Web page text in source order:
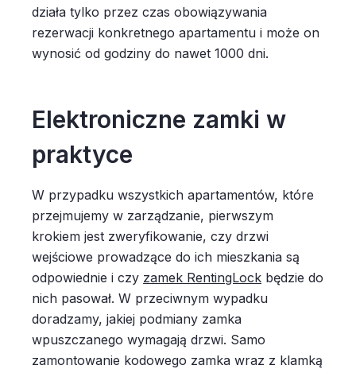
działa tylko przez czas obowiązywania
rezerwacji konkretnego apartamentu i może on
wynosić od godziny do nawet 1000 dni.
Elektroniczne zamki w
praktyce
W przypadku wszystkich apartamentów, które
przejmujemy w zarządzanie, pierwszym
krokiem jest zweryfikowanie, czy drzwi
wejściowe prowadzące do ich mieszkania są
odpowiednie i czy zamek RentingLock będzie do
nich pasował. W przeciwnym wypadku
doradzamy, jakiej podmiany zamka
wpuszczanego wymagają drzwi. Samo
zamontowanie kodowego zamka wraz z klamką